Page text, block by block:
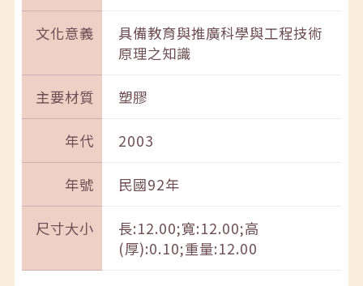
文化意義
具備教育與推廣科學與工程技術
原理之知識
主要材質 塑膠
年代 2003
年號 民國92年
尺寸大小
長:12.00;寬:12.00;高
(厚):0.10;重量:12.00